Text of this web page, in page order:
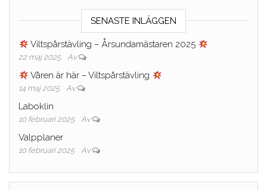
SENASTE INLÄGGEN
Viltspårstävling – Årsundamästaren 2025
22 maj 2025 Av
Våren är här – Viltspårstävling
14 maj 2025 Av
Laboklin
10 februari 2025 Av
Valpplaner
10 februari 2025 Av